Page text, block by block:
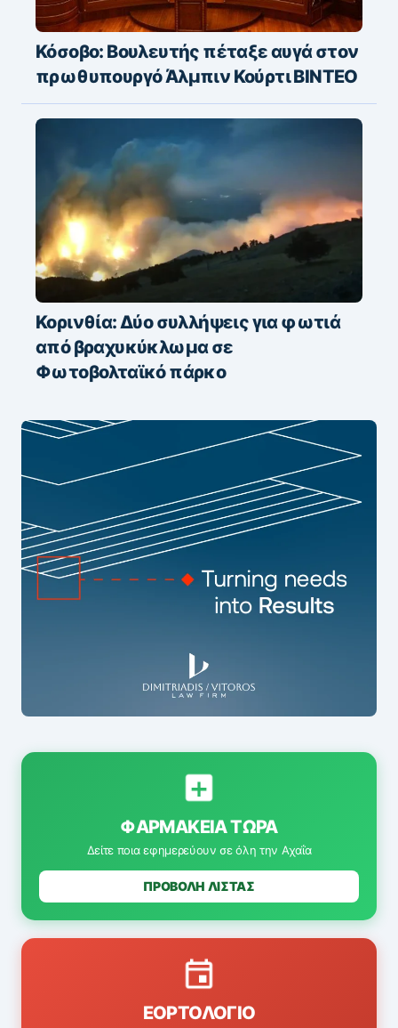
Κόσοβο: Βουλευτής πέταξε αυγά στον
πρωθυπουργό Άλμπιν Κούρτι ΒΙΝΤΕΟ
Κορινθία: Δύο συλλήψεις για φωτιά
από βραχυκύκλωμα σε
Φωτοβολταϊκό πάρκο
ΦΑΡΜΑΚΕΊΑ ΤΏΡΑ
Δείτε ποια εφημερεύουν σε όλη την Αχαΐα
ΠΡΟΒΟΛΗ ΛΙΣΤΑΣ
ΕΟΡΤΟΛΌΓΙΟ